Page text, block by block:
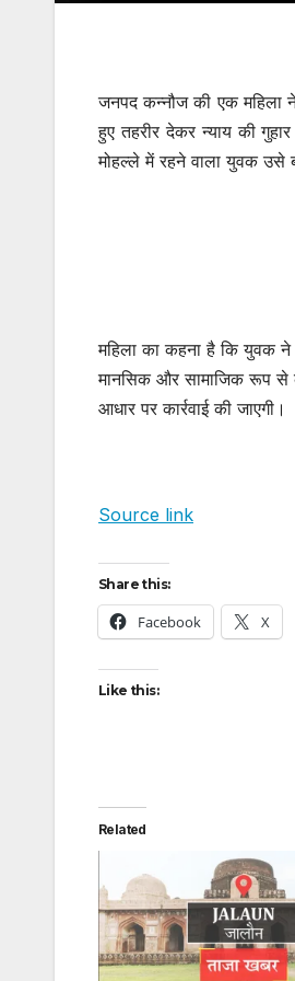
जनपद कन्नौज की एक महिला
हुए तहरीर देकर न्याय की
मोहल्ले में रहने वाला युवक उसे
महिला का कहना है कि युवक
मानसिक और सामाजिक रूप से
आधार पर कार्रवाई की जाएगी।
Source link
Share this:
Facebook X
Like this:
Related